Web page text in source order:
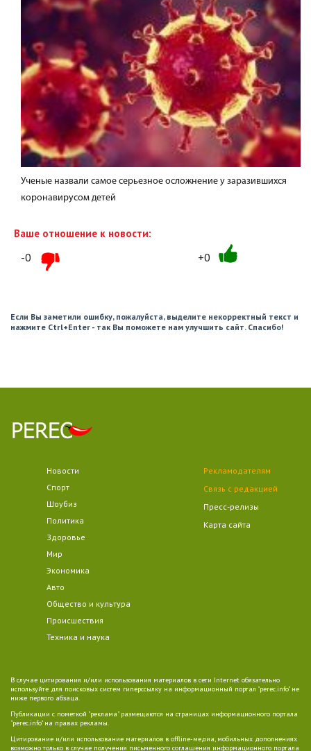
Ученые назвали самое серьезное осложнение у заразившихся
коронавирусом детей
Ваше отношение к новости:
-0 +0
Если Вы заметили ошибку, пожалуйста, выделите некорректный текст и
нажмите Ctrl+Enter - так Вы поможете нам улучшить сайт. Спасибо!
Новости
Спорт
Шоубиз
Политика
Здоровье
Мир
Экономика
Авто
Общество и культура
Происшествия
Техника и наука
Рекламодателям
Связь с редакцией
Пресс-релизы
Карта сайта
В случае цитирования и/или использования материалов в сети Internet обязательно
используйте для поисковых систем гиперссылку на информационный портал "perec.info" не
ниже первого абзаца.
Публикации с пометкой "реклама" размещаются на страницах информационного портала
"perec.info" на правах рекламы.
Цитирование и/или использование материалов в offline-медиа, мобильных дополнениях
возможно только в случае получения письменного соглашения информационного портала